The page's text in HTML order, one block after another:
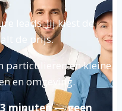
leads. Jij kiest de
de prijs.
particulieren en kleine
en omgeving.
3 minuten — geen